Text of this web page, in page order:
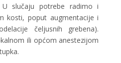
U slučaju potrebe radimo i
kosti, poput augmentacije i
čeljusnih grebena).
ili općom anestezijom